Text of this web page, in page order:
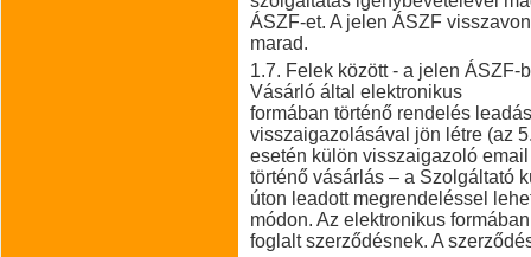
ÁSZF-et. A jelen ÁSZF
marad.
1.7. Felek között - a jelen ÁSZF-
Vásárló által elektronikus
formában történő rendelés
visszaigazolásával jön létre (az
esetén külön visszaigazoló
történő vásárlás – a Szolgáltató
úton leadott megrendeléssel
módon. Az elektronikus
foglalt szerződésnek. A